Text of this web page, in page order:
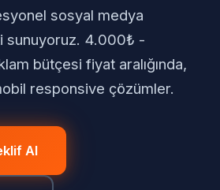
sosyal medya
sunuyoruz. 4.000₺ -
bütçesi fiyat aralığında,
responsive çözümler.
Al